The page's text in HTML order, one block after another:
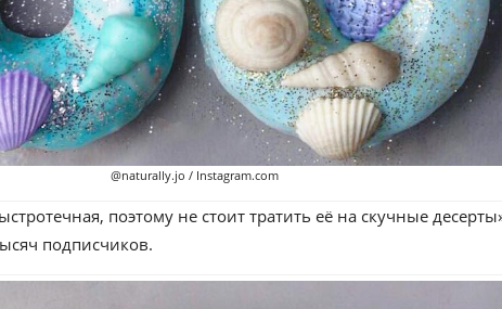
@naturally.jo / Instagram.com
поэтому не стоит тратить её на скучные
подписчиков.